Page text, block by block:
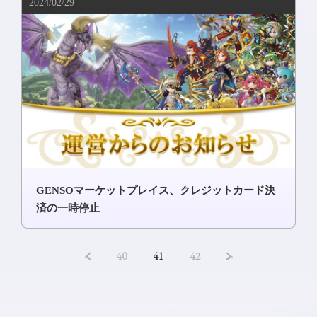
2024/02/29
GENSOマーケットプレイス、クレジットカード決
済の一時停止
< 40 41 42 >